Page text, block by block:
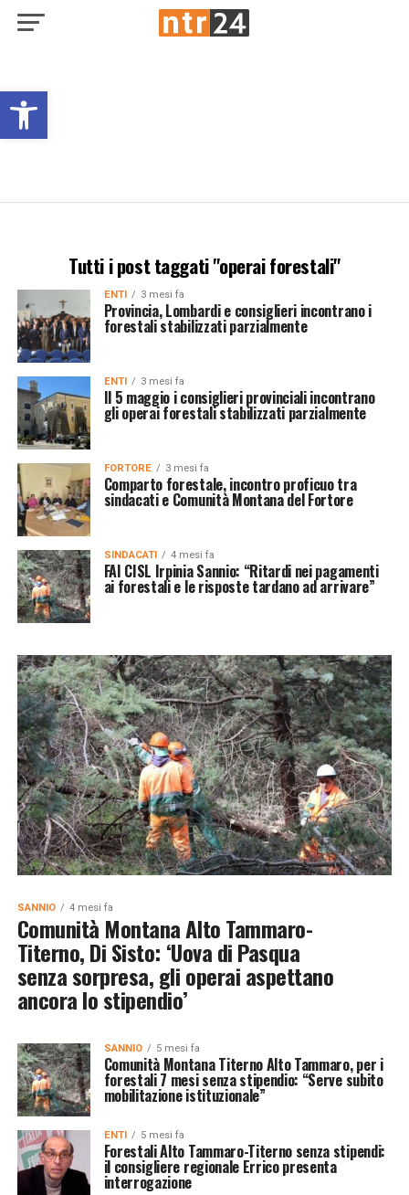
Open toolbar
Tutti i post taggati "operai forestali"
ENTI 3 mesi fa
Provincia, Lombardi e consiglieri incontrano i
forestali stabilizzati parzialmente
ENTI 3 mesi fa
Il 5 maggio i consiglieri provinciali incontrano
gli operai forestali stabilizzati parzialmente
FORTORE 3 mesi fa
Comparto forestale, incontro proficuo tra
sindacati e Comunità Montana del Fortore
SINDACATI 4 mesi fa
FAI CISL Irpinia Sannio: “Ritardi nei pagamenti
ai forestali e le risposte tardano ad arrivare”
SANNIO 4 mesi fa
Comunità Montana Alto Tammaro-
Titerno, Di Sisto: ‘Uova di Pasqua
senza sorpresa, gli operai aspettano
ancora lo stipendio’
SANNIO 5 mesi fa
Comunità Montana Titerno Alto Tammaro, per i
forestali 7 mesi senza stipendio: “Serve subito
mobilitazione istituzionale”
ENTI 5 mesi fa
Forestali Alto Tammaro-Titerno senza stipendi:
il consigliere regionale Errico presenta
interrogazione